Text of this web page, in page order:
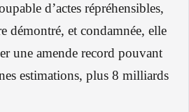
d’actes répréhensibles,
démontré, et condamnée, elle
une amende record pouvant
estimations, plus 8 milliards